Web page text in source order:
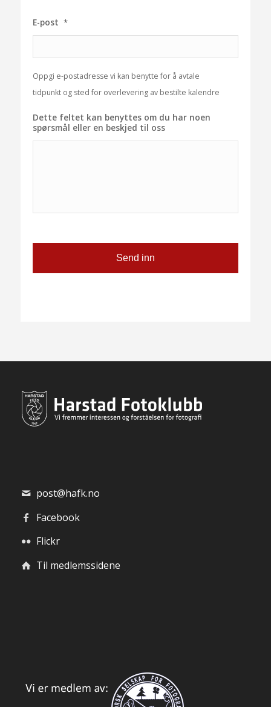
E-post *
Oppgi e-postadresse vi kan benytte for å avtale
tidpunkt og sted for overlevering av bestilte kalendre
Dette feltet kan benyttes om du har noen
spørsmål eller en beskjed til oss
post@hafk.no
Facebook
Flickr
Til medlemssidene